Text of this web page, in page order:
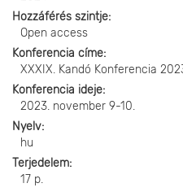
Hozzáférés szintje
Open access
Konferencia címe
XXXIX. Kandó Konferencia
Konferencia ideje
2023. november 9-10.
Nyelv
hu
Terjedelem
17 p.